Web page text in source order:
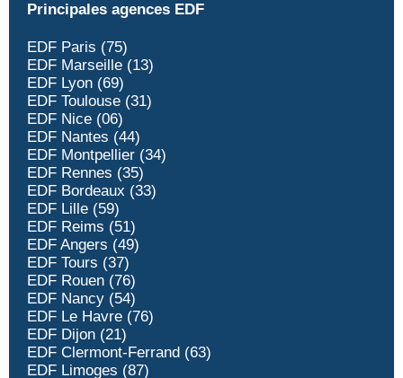
Principales agences EDF
EDF Paris (75)
EDF Marseille (13)
EDF Lyon (69)
EDF Toulouse (31)
EDF Nice (06)
EDF Nantes (44)
EDF Montpellier (34)
EDF Rennes (35)
EDF Bordeaux (33)
EDF Lille (59)
EDF Reims (51)
EDF Angers (49)
EDF Tours (37)
EDF Rouen (76)
EDF Nancy (54)
EDF Le Havre (76)
EDF Dijon (21)
EDF Clermont-Ferrand (63)
EDF Limoges (87)